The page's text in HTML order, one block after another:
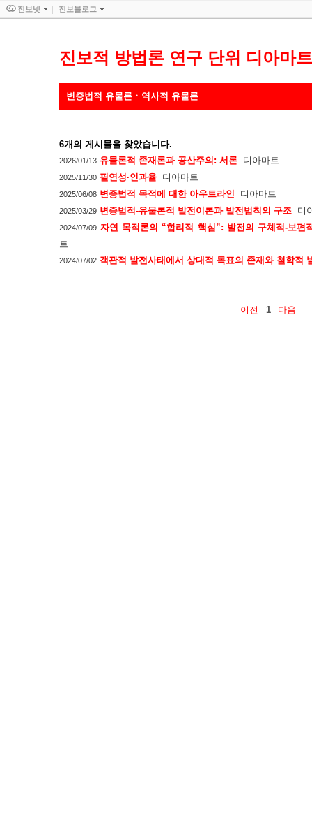
진보적 방법론 연구 단위 디아마트
변증법적 유물론ㆍ역사적 유물론
6개의 게시물을 찾았습니다.
2026/01/13 유물론적 존재론과 공산주의: 서론 디아마트
2025/11/30 필연성·인과율 디아마트
2025/06/08 변증법적 목적에 대한 아우트라인 디아마트
2025/03/29 변증법적-유물론적 발전이론과 발전법칙의 구조 디
2024/07/09 자연 목적론의 “합리적 핵심”: 발전의 구체적-보편
트
2024/07/02 객관적 발전사태에서 상대적 목표의 존재와 철학적
이전 1 다음
진보넷 진보블로그